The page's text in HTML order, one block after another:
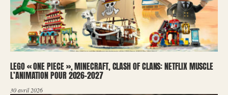
LEGO « ONE PIECE », MINECRAFT, CLASH OF CLANS: NETFLIX MUSCLE
L’ANIMATION POUR 2026-2027
30 avril 2026